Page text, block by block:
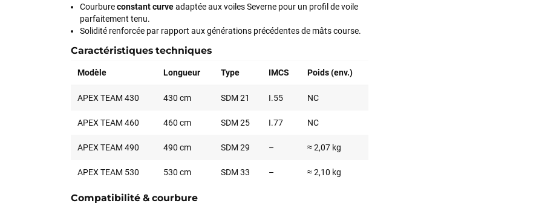
Courbureconstant curveadaptée aux voiles Severne pour un profil de voile
parfaitement tenu.
Solidité renforcée par rapport aux générations précédentes de mâts course.
Caractéristiques techniques
Modèle Longueur Type IMCS Poids (env.)
APEX TEAM 430 430 cm SDM 21 I.55 NC
APEX TEAM 460 460 cm SDM 25 I.77 NC
APEX TEAM 490 490 cm SDM 29 – ≈ 2,07 kg
APEX TEAM 530 530 cm SDM 33 – ≈ 2,10 kg
Compatibilité & courbure